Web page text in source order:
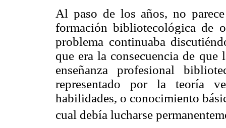
Al paso de los años, no
formación bibliotecológica de
problema continuaba
que era la consecuencia de
enseñanza profesional
representado por la teoría
habilidades, o conocimiento
cual debía lucharse